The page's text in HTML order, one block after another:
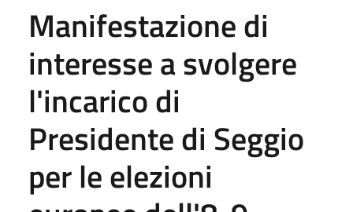
Manifestazione di
interesse a svolgere
l'incarico di
Presidente di Seggio
per le elezioni